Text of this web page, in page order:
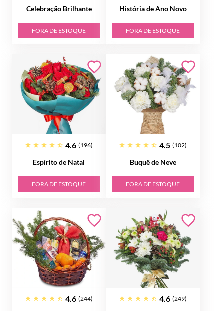
Celebração Brilhante
FORA DE ESTOQUE
História de Ano Novo
FORA DE ESTOQUE
4.6 (196)
Espírito de Natal
FORA DE ESTOQUE
4.5 (102)
Buquê de Neve
FORA DE ESTOQUE
4.6 (244) 4.6 (249)